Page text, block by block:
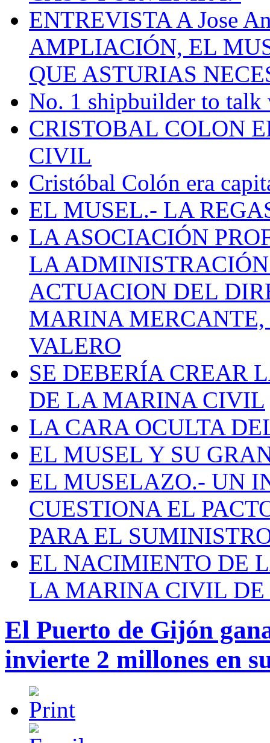
ENTREVISTA A Jose
AMPLIACIÓN, EL
QUE ASTURIAS
No. 1 shipbuilder to talk
CRISTOBAL COLON
CIVIL
Cristóbal Colón era
EL MUSEL.- LA
LA ASOCIACIÓN
LA
ACTUACION DEL
MARINA
VALERO
SE DEBERÍA CREAR
DE LA MARINA CIVIL
LA CARA OCULTA
EL MUSEL Y SU
EL MUSELAZO.- UN
CUESTIONA EL
PARA EL
EL NACIMIENTO DE
LA MARINA CIVIL DE
El Puerto de Gijón
invierte 2 millones en